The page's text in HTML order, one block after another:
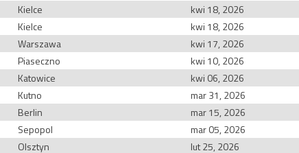
Kielce
kwi 18, 2026
Kielce
kwi 18, 2026
Warszawa
kwi 17, 2026
Piaseczno
kwi 10, 2026
Katowice
kwi 06, 2026
Kutno
mar 31, 2026
Berlin
mar 15, 2026
Sepopol
mar 05, 2026
Olsztyn
lut 25, 2026